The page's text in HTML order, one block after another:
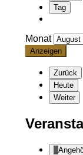
Tag
Monat
Zurück
Heute
Weiter